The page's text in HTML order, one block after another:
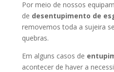
Por meio de nossos
de desentupimento de
removemos toda a sujeira
quebras.
Em alguns casos de
acontecer de haver a